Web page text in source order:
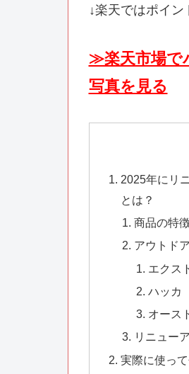
↓楽天ではポイン
≫楽天市場で
写真を見る
2025年にリ
とは？
商品の特
アウトド
エクス
ハッカ
オース
リニュー
実際に使っ